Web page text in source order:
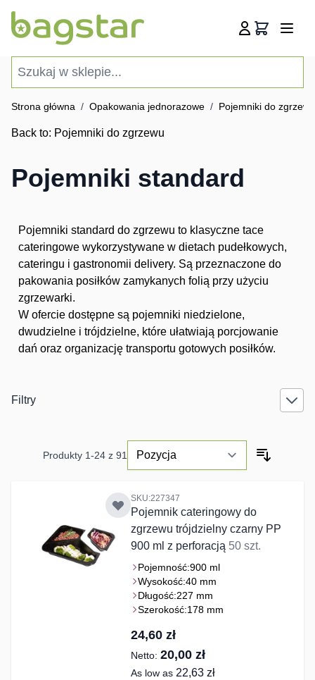
Koszyk
Strona główna / Opakowania jednorazowe / Pojemniki do zgrzewu
Back to: Pojemniki do zgrzewu
Pojemniki standard
Pojemniki standard do zgrzewu to klasyczne tace
cateringowe wykorzystywane w dietach pudełkowych,
cateringu i gastronomii delivery. Są przeznaczone do
pakowania posiłków zamykanych folią przy użyciu
zgrzewarki.
W ofercie dostępne są pojemniki niedzielone,
dwudzielne i trójdzielne, które ułatwiają porcjowanie
dań oraz organizację transportu gotowych posiłków.
Filtry
Produkty 1-24 z 91
SKU:227347
Pojemnik cateringowy do
zgrzewu trójdzielny czarny PP
900 ml z perforacją 50 szt.
Pojemność:900 ml
Wysokość:40 mm
Długość:227 mm
Szerokość:178 mm
24,60 zł
20,00 zł
As low as 22,63 zł